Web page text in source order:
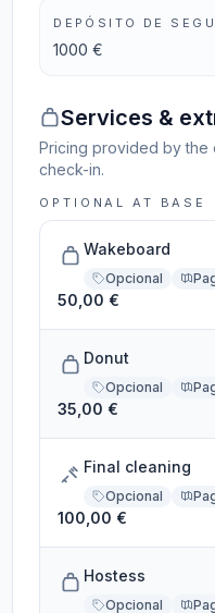
DEPÓSITO DE
1000 €
Services &
Pricing provided by the
check-in.
OPTIONAL AT BASE
Wakeboard
Opcional
50,00 €
Donut
Opcional
35,00 €
Final cleaning
Opcional
100,00 €
Hostess
Opcional